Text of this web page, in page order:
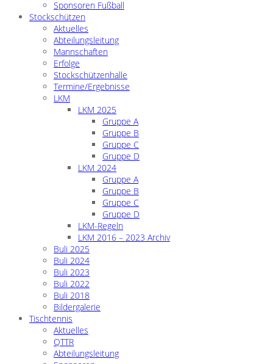
Sponsoren Fußball
Stockschützen
Aktuelles
Abteilungsleitung
Mannschaften
Erfolge
Stockschützenhalle
Termine/Ergebnisse
LKM
LKM 2025
Gruppe A
Gruppe B
Gruppe C
Gruppe D
LKM 2024
Gruppe A
Gruppe B
Gruppe C
Gruppe D
LKM-Regeln
LKM 2016 – 2023 Archiv
Buli 2025
Buli 2024
Buli 2023
Buli 2022
Buli 2018
Bildergalerie
Tischtennis
Aktuelles
QTTR
Abteilungsleitung